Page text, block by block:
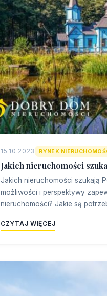
15.10.2023 RYNEK
Jakich nieruchomości
Jakich nieruchomości szukają
możliwości i perspektywy
nieruchomości? Jakie są
CZYTAJ WIĘCEJ